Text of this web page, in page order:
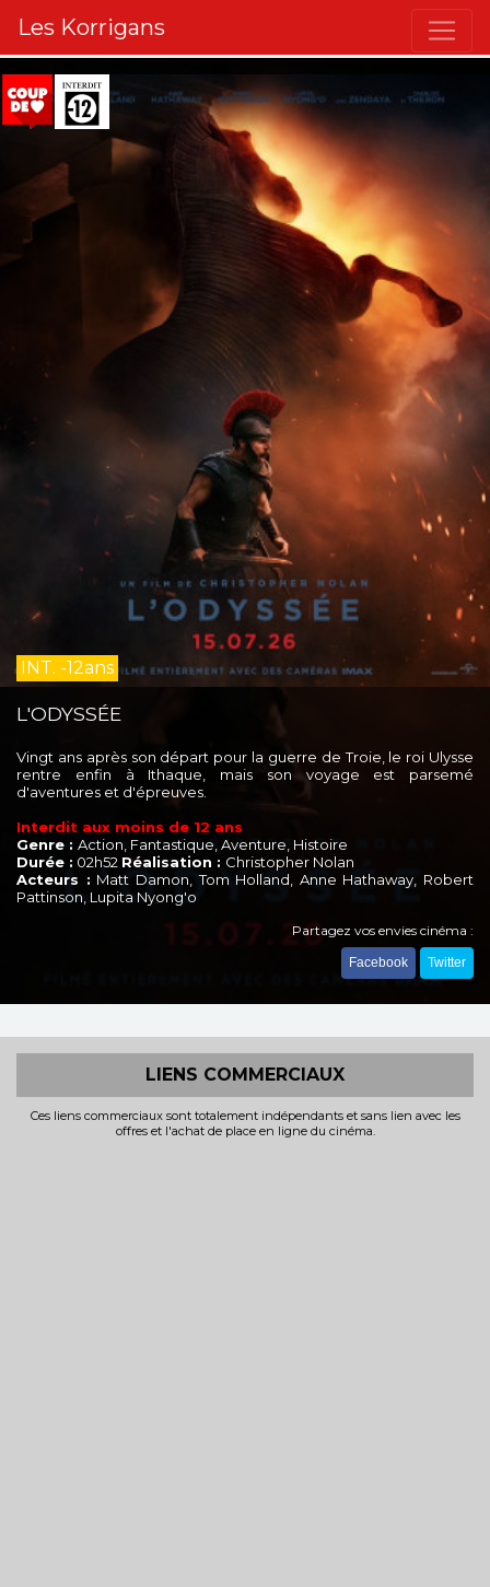
Les Korrigans
INT. -12ans
L'ODYSSÉE
Vingt ans après son départ pour la guerre de Troie, le roi Ulysse
rentre enfin à Ithaque, mais son voyage est parsemé
d'aventures et d'épreuves.
Interdit aux moins de 12 ans
Genre : Action, Fantastique, Aventure, Histoire
Durée : 02h52 Réalisation : Christopher Nolan
Acteurs : Matt Damon, Tom Holland, Anne Hathaway, Robert
Pattinson, Lupita Nyong'o
Partagez vos envies cinéma :
Facebook Twitter
LIENS COMMERCIAUX
Ces liens commerciaux sont totalement indépendants et sans lien avec les
offres et l'achat de place en ligne du cinéma.